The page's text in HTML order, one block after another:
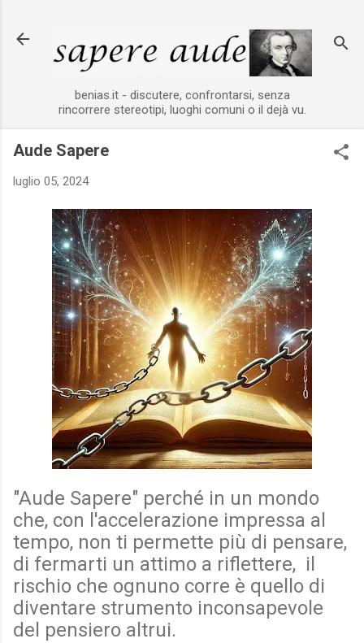
benias.it - discutere, confrontarsi, senza
rincorrere stereotipi, luoghi comuni o il dejà vu.
Aude Sapere
luglio 05, 2024
"Aude Sapere" perché in un mondo
che, con l'accelerazione impressa al
tempo, non ti permette più di pensare,
di fermarti un attimo a riflettere, il
rischio che ognuno corre è quello di
diventare strumento inconsapevole
del pensiero altrui.